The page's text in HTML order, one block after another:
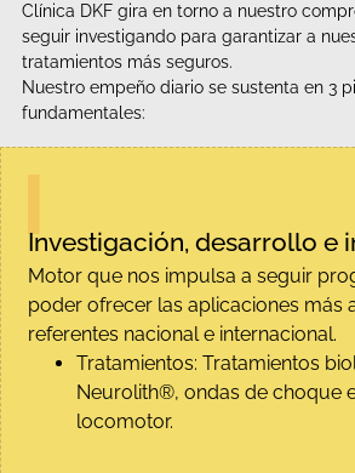
Clínica DKF gira en torno a nuestro
seguir investigando para garantizar a
tratamientos más seguros.
Nuestro empeño diario se sustenta en 3
fundamentales:
Investigación, desarrollo e
Motor que nos impulsa a seguir
poder ofrecer las aplicaciones más
referentes nacional e internacional.
Tratamientos: Tratamientos
Neurolith®, ondas de choque
locomotor.